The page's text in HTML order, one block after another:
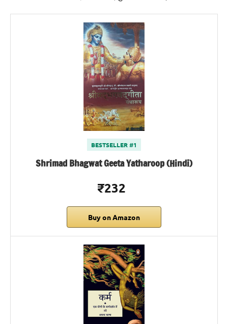
BESTSELLER #1
Shrimad Bhagwat Geeta Yatharoop (Hindi)
₹232
Buy on Amazon